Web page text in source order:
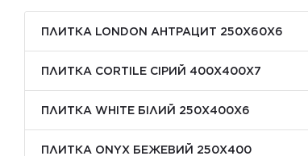
ПЛИТКА LONDON АНТРАЦИТ 250Х60Х6
ПЛИТКА CORTILE СІРИЙ 400X400X7
ПЛИТКА WHITE БІЛИЙ 250Х400Х6
ПЛИТКА ONYX БЕЖЕВИЙ 250X400